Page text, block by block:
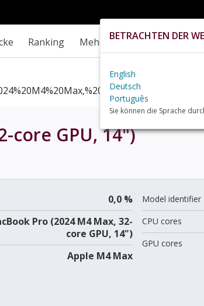
Ranking Mehr
core GPU, 14")
0,0 %
Pro (2024 M4 Max, 32-
core GPU, 14")
Apple M4 Max
Model identifier
CPU cores
GPU cores
BETRACHTEN DER
English
Deutsch
Português
Sie können die Sprache